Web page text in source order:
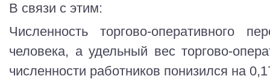
В связи с этим:
Численность торгово-оперативного
человека, а удельный вес торгово-
численности работников понизился на